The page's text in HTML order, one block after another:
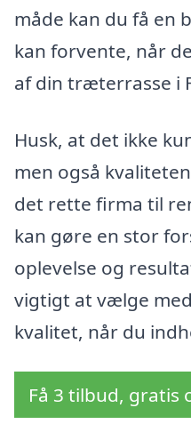
måde kan du få en
kan forvente, når
af din træterrasse i
Husk, at det ikke
men også
det rette firma til
kan gøre en stor
oplevelse og
vigtigt at vælge
kvalitet, når du
Få 3 tilbud, gratis